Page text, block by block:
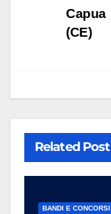
Capua
(CE)
Related Post
BANDI E CONCORSI